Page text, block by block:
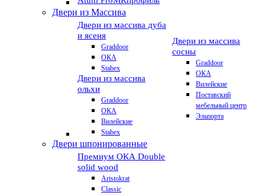
Двери из Массива
Двери из массива дуба
и ясеня
Graddoor
ОКА
Stabex
Двери из массива
ольхи
Graddoor
ОКА
Вилейские
Stabex
Двери из массива
сосны
Graddoor
ОКА
Вилейские
Поставский
мебельный центр
Эльпорта
Двери шпонированные
Премиум ОКА Double
solid wood
Aristokrat
Classic